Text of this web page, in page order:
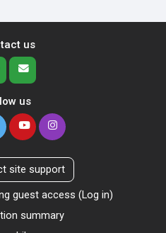
us
us
site support
guest access (Log in)
summary